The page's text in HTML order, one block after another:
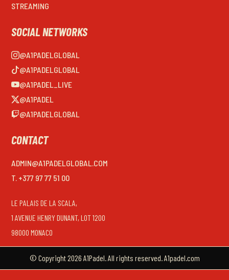
STREAMING
SOCIAL NETWORKS
@A1PADELGLOBAL
@A1PADELGLOBAL
@A1PADEL_LIVE
@A1PADEL
@A1PADELGLOBAL
CONTACT
ADMIN@A1PADELGLOBAL.COM
T. +377 97 77 51 00
LE PALAIS DE LA SCALA,
1 AVENUE HENRY DUNANT, LOT 1200
98000 MONACO
© Copyright 2026 A1Padel. All rights reserved. A1padel.com